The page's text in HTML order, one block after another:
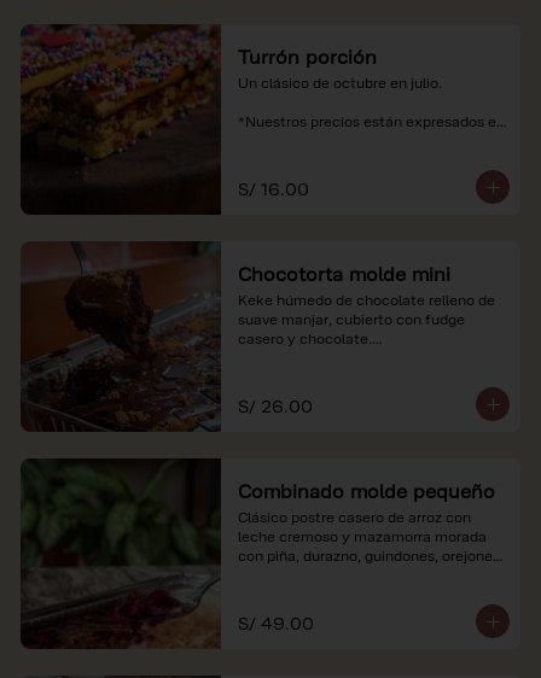
Turrón porción
Un clásico de octubre en julio.
*Nuestros precios están expresados en
S/ 16.00
Chocotorta molde mini
Keke húmedo de chocolate relleno de
suave manjar, cubierto con fudge
casero y chocolate.
soles e incluyen impuestos de ley y
recargo al consumo. Imagenes
S/ 26.00
Combinado molde pequeño
Clásico postre casero de arroz con
leche cremoso y mazamorra morada
con piña, durazno, guindones, orejones
*Nuestros precios están expresados en
soles e incluyen impuestos de ley y
S/ 49.00